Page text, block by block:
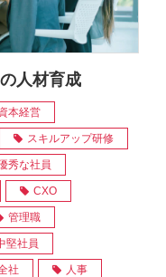
人材育成
本経営
スキルアップ研修
秀な社員
CXO
管理職
堅社員
社 人事